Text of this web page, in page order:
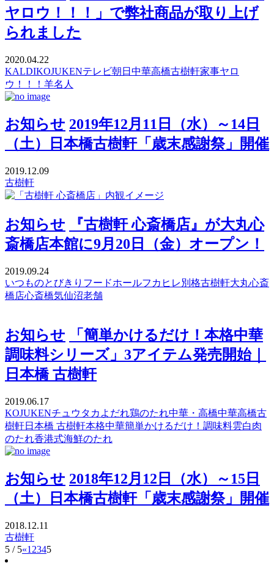
ヤロウ！！！」で弊社商品が取り上げ
られました
2020.04.22
KALDIKOJUKENテレビ朝日 中華高橋古樹軒家事ヤロ
ウ！！！ 羊名人
お知らせ 2019年12月11日（水）～14日
（土）日本橋古樹軒「歳末感謝祭」開催
2019.12.09
古樹軒
お知らせ
『古樹軒 心斎橋店』が大丸心
斎橋店本館に9月20日（金）オープン！
2019.09.24
いつものとびきり フードホールフカヒレ 別格古樹軒大丸心斎
橋店心斎橋気仙沼老舗
お知らせ
「簡単かけるだけ！本格中華
調味料シリーズ」3アイテム発売開始｜
日本橋 古樹軒
2019.06.17
KOJUKENチュウタカ よだれ鶏のたれ中華・高橋中華高橋古
樹軒日本橋 古樹軒本格中華簡単かけるだけ！ 調味料雲白肉
のたれ香港式海鮮のたれ
お知らせ 2018年12月12日（水）～15日
（土）日本橋古樹軒「歳末感謝祭」開催
2018.12.11
古樹軒
5 / 5«1 2345